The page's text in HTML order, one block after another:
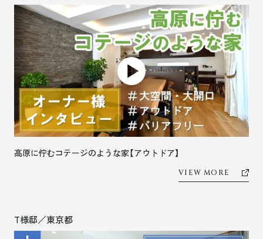
高原に佇むコテージのような家【アウトドア】
VIEW MORE
T様邸／東京都